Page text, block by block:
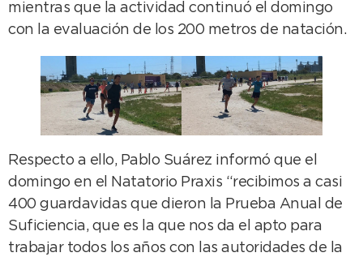
mientras que la actividad continuó el domingo
con la evaluación de los 200 metros de natación.
Respecto a ello, Pablo Suárez informó que el
domingo en el Natatorio Praxis “recibimos a casi
400 guardavidas que dieron la Prueba Anual de
Suficiencia, que es la que nos da el apto para
trabajar todos los años con las autoridades de la